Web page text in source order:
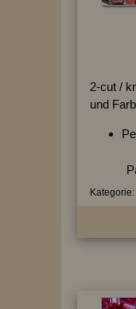
2-cut /
und
Kategorie: